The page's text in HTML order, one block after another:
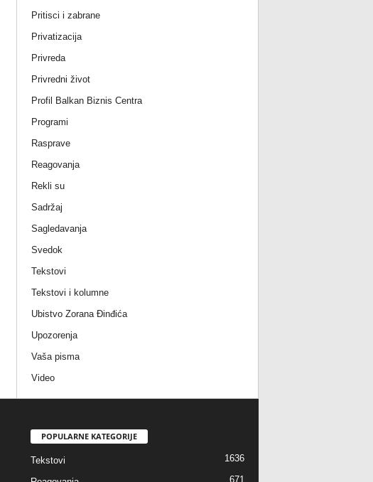
Pritisci i zabrane
Privatizacija
Privreda
Privredni život
Profil Balkan Biznis Centra
Programi
Rasprave
Reagovanja
Rekli su
Sadržaj
Sagledavanja
Svedok
Tekstovi
Tekstovi i kolumne
Ubistvo Zorana Đinđića
Upozorenja
Vaša pisma
Video
POPULARNE KATEGORIJE
Tekstovi 1636
671